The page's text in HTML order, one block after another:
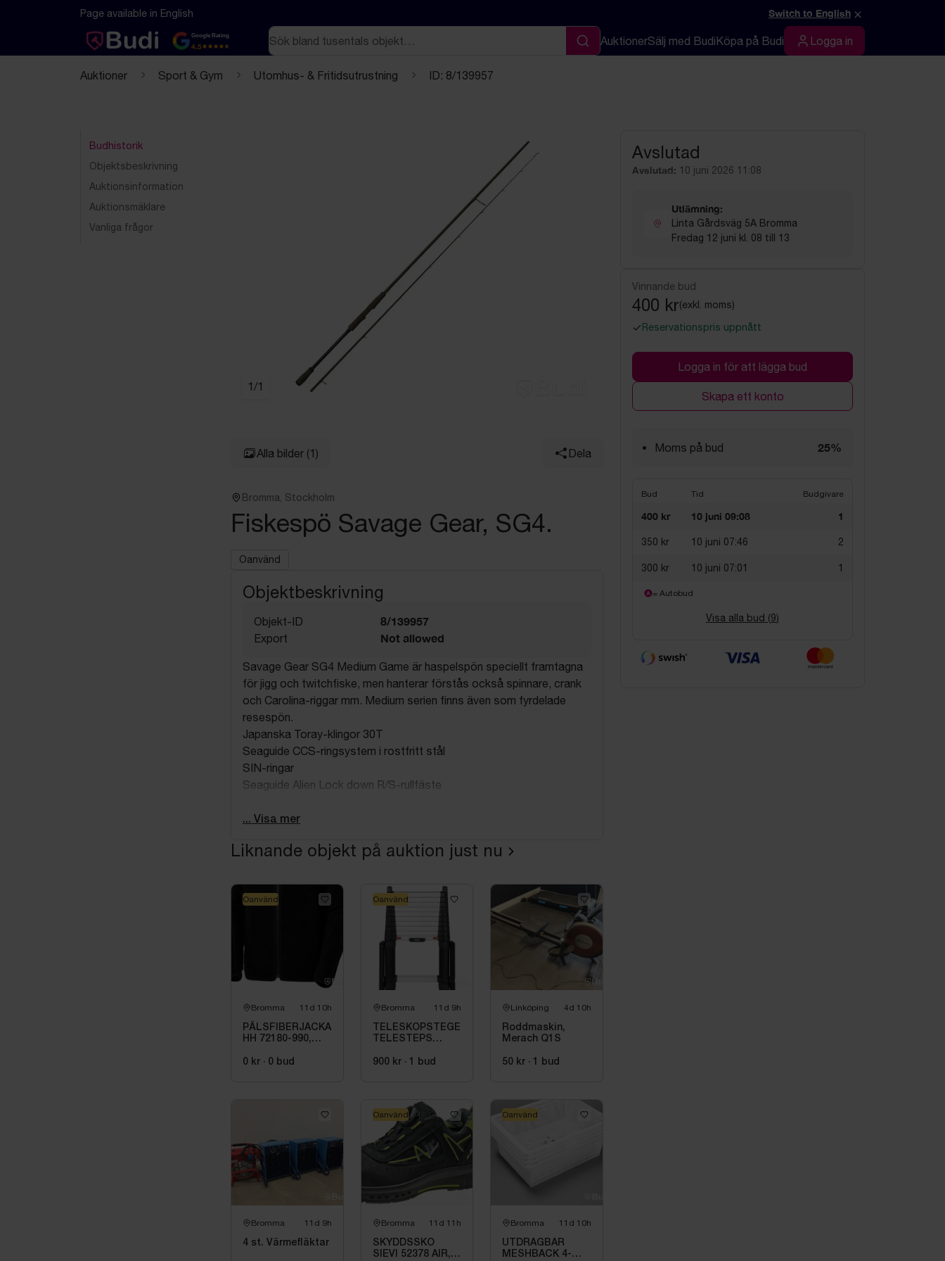
Hoppa till innehåll
Textbaserad (markdown) version av denna sida
Page available in English Switch to English ×
Google Rating
4.5
Sök
Sök
AuktionerSälj med BudiKöpa på Budi Logga in
Logga in
Auktioner Sport & Gym Utomhus- & Fritidsutrustning ID: 8/139957
Budhistorik
Objektsbeskrivning
Auktionsinformation
Auktionsmäklare
Vanliga frågor
1 /1
Alla bilder (1) Dela
Bromma, Stockholm
Fiskespö Savage Gear, SG4.
Oanvänd
Objektbeskrivning
Objekt-ID 8/139957
Export Not allowed
Savage Gear SG4 Medium Game är haspelspön speciellt framtagna
för jigg och twitchfiske, men hanterar förstås också spinnare, crank
och Carolina-riggar mm. Medium serien finns även som fyrdelade
resespön.
Japanska Toray-klingor 30T
Seaguide CCS-ringsystem i rostfritt stål
SIN-ringar
Seaguide Alien Lock down R/S-rullfäste
Kastviktsintervall: 10-30 g
Spölängd i fot/tum: 7'
Spölängd vid transport: 110 cm
Passande rullstorlek: 2500
Spöaktion: Fast
Vikt: 120 g
Orginalförpackning medföljer ej.
... Visa mer
Liknande objekt på auktion just nu
Bromma 11d 10h
PÄLSFIBERJACKA
HH 72180-990,
STL 4XL
0 kr · 0 bud
Oanvänd
Bromma 11d 9h
TELESKOPSTEGE
TELESTEPS
UTFÄLLBAR
900 kr · 1 bud
Oanvänd
Linköping 4d 10h
Roddmaskin,
Merach Q1S
50 kr · 1 bud
Bromma 11d 9h
4 st. Värmefläktar
Bromma 11d 11h
SKYDDSSKO
SIEVI 52378 AIR,
Oanvänd
Bromma 11d 10h
UTDRAGBAR
MESHBACK 4-
Oanvänd
Avslutad
Avslutad: 10 juni 2026 11:08
Utlämning:
Linta Gårdsväg 5A Bromma
Fredag 12 juni kl. 08 till 13
Vinnande bud
400 kr(exkl. moms)
Reservationspris uppnått
Logga in för att lägga bud
Skapa ett konto
Moms på bud 25%
Bud Tid Budgivare
400 kr 10 juni 09:08 1
350 kr 10 juni 07:46 2
300 kr 10 juni 07:01 1
= Autobud
Visa alla bud (9)